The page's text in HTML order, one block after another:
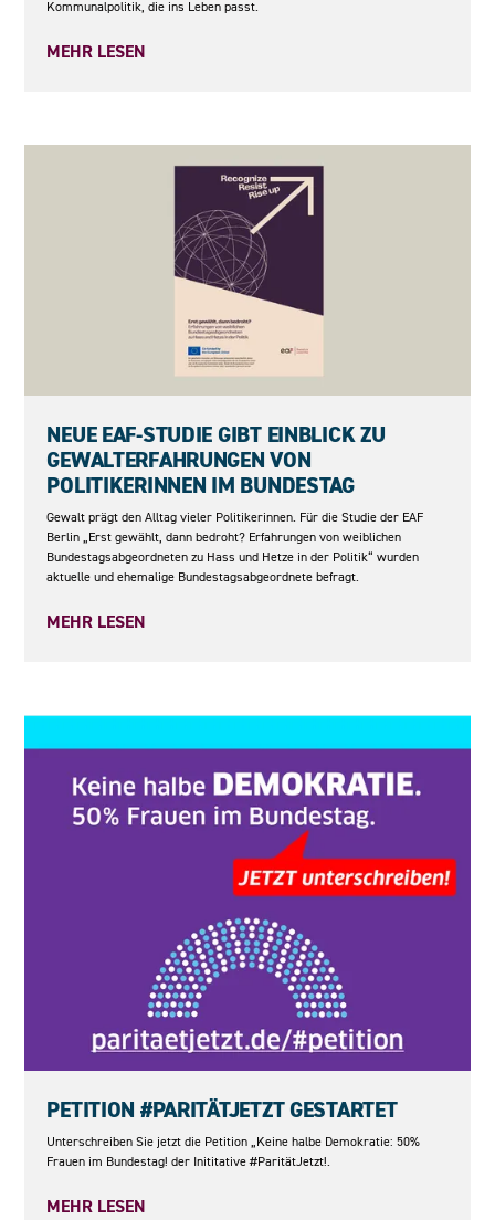
Kommunalpolitik, die ins Leben passt.
MEHR LESEN
NEUE EAF-STUDIE GIBT EINBLICK ZU
GEWALTERFAHRUNGEN VON
POLITIKERINNEN IM BUNDESTAG
Gewalt prägt den Alltag vieler Politikerinnen. Für die Studie der EAF
Berlin „Erst gewählt, dann bedroht? Erfahrungen von weiblichen
Bundestagsabgeordneten zu Hass und Hetze in der Politik“ wurden
aktuelle und ehemalige Bundestagsabgeordnete befragt.
MEHR LESEN
PETITION #PARITÄTJETZT GESTARTET
Unterschreiben Sie jetzt die Petition „Keine halbe Demokratie: 50%
Frauen im Bundestag! der Inititative #ParitätJetzt!.
MEHR LESEN